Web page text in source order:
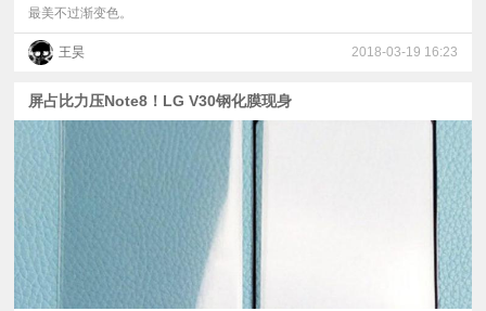
普
验
专
题
最美不过渐变色。
王昊 2018-03-19 16:23
屏占比力压Note8！LG V30钢化膜现身